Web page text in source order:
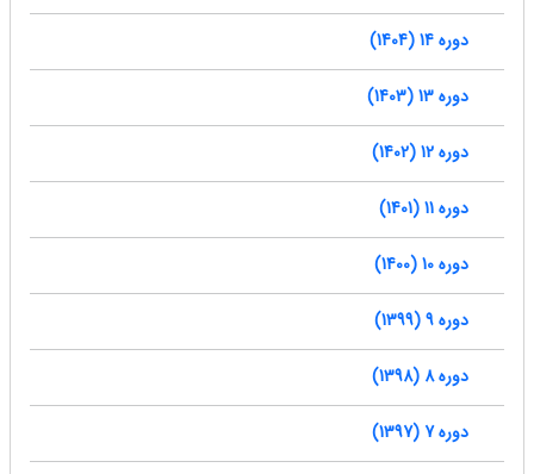
دوره 14 (1404)
دوره 13 (1403)
دوره 12 (1402)
دوره 11 (1401)
دوره 10 (1400)
دوره 9 (1399)
دوره 8 (1398)
دوره 7 (1397)